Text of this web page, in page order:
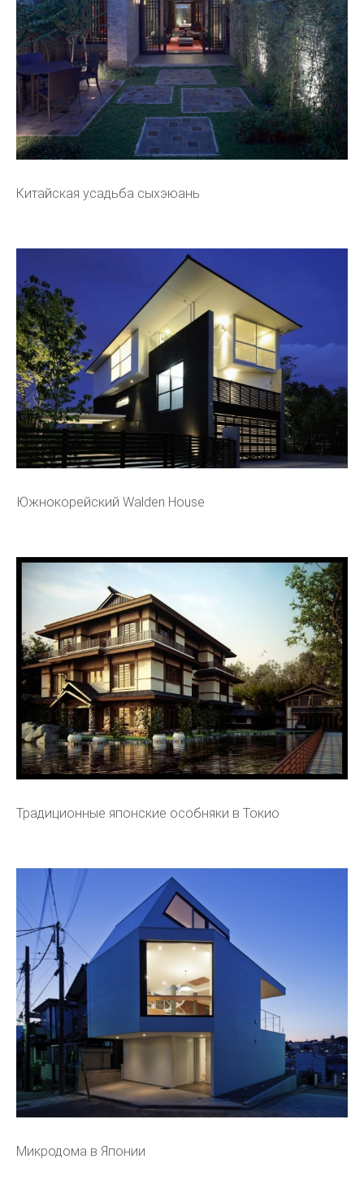
Китайская усадьба сыхэюань
Южнокорейский Walden House
Традиционные японские особняки в Токио
Микродома в Японии